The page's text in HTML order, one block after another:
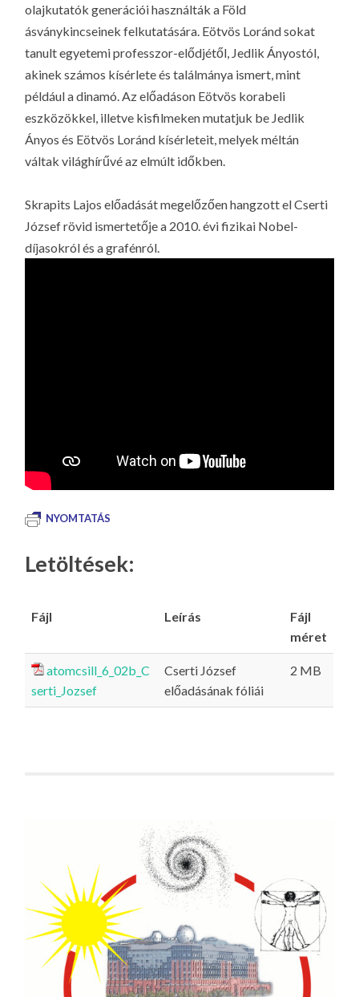
olajkutatók generációi használták a Föld
ásványkincseinek felkutatására. Eötvös Loránd sokat
tanult egyetemi professzor-elődjétől, Jedlik Ányostól,
akinek számos kísérlete és találmánya ismert, mint
például a dinamó. Az előadáson Eötvös korabeli
eszközökkel, illetve kisfilmeken mutatjuk be Jedlik
Ányos és Eötvös Loránd kísérleteit, melyek méltán
váltak világhírűvé az elmúlt időkben.
Skrapits Lajos előadását megelőzően hangzott el Cserti
József rövid ismertetője a 2010. évi fizikai Nobel-
díjasokról és a grafénról.
NYOMTATÁS
Letöltések:
Fájl Leírás
Fájl
méret
atomcsill_6_02b_C
serti_Jozsef
Cserti József
előadásának fóliái
2 MB